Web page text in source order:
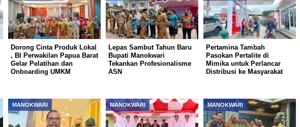
Dorong Cinta Produk Lokal
, BI Perwakilan Papua Barat
Gelar Pelatihan dan
Onboarding UMKM
Lepas Sambut Tahun Baru
Bupati Manokwari
Tekankan Profesionalisme
ASN
Pertamina Tambah
Pasokan Pertalite di
Mimika untuk Perlancar
Distribusi ke Masyarakat
MANOKWARI MANOKWARI MANOKWARI